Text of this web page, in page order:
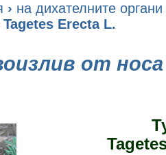
› на дихателните
Tagetes Erecta L.
от носа